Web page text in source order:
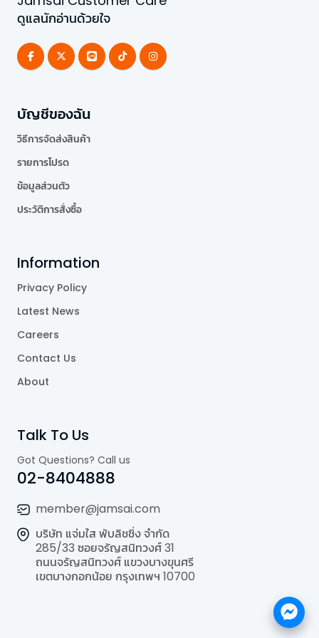
ดูแลนักอ่านด้วยใจ
บัญชีของฉัน
วิธีการจัดส่งสินค้า
รายการโปรด
ข้อมูลส่วนตัว
ประวัติการสั่งซื้อ
Information
Privacy Policy
Latest News
Careers
Contact Us
About
Talk To Us
Got Questions? Call us
02-8404888
member@jamsai.com
บริษัท แจ่มใส พับลิชชิ่ง จำกัด
285/33 ซอยจรัญสนิทวงศ์ 31
ถนนจรัญสนิทวงศ์ แขวงบางขุนศรี
เขตบางกอกน้อย กรุงเทพฯ 10700